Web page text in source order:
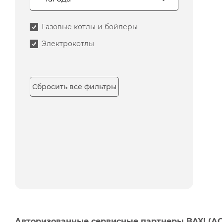
Газовые котлы и бойлеры
Электрокотлы
Сбросить все фильтры